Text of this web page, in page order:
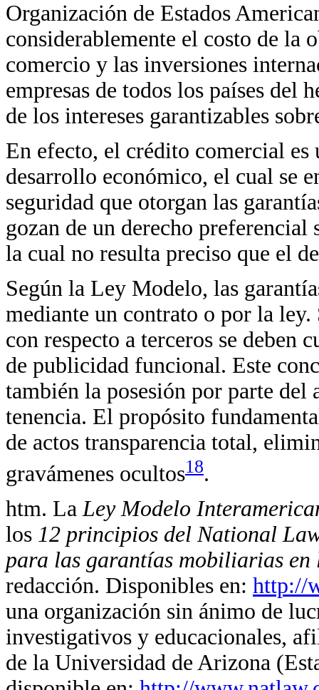
Organización de Estados
considerablemente el costo de
comercio y las inversiones
empresas de todos los países
de los intereses garantizables
En efecto, el crédito comercial
desarrollo económico, el cual se
seguridad que otorgan las
gozan de un derecho
la cual no resulta preciso que el
Según la Ley Modelo, las
mediante un contrato o por la
con respecto a terceros se deben
de publicidad funcional. Este
también la posesión por parte del
tenencia. El propósito
de actos transparencia total,
gravámenes ocultos18.
htm. La Ley Modelo
los 12 principios del National
para las garantías mobiliarias en
redacción. Disponibles en: http://
una organización sin ánimo de
investigativos y educacionales,
de la Universidad de Arizona